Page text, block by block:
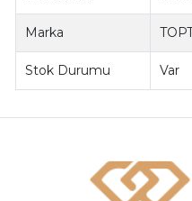
Marka
Stok Durumu Var